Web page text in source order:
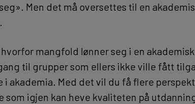
Men det må oversettes til en
mangfold lønner seg i en
til grupper som ellers ikke ville fått
i akademia. Med det vil du få flere
som igjen kan heve kvaliteten på